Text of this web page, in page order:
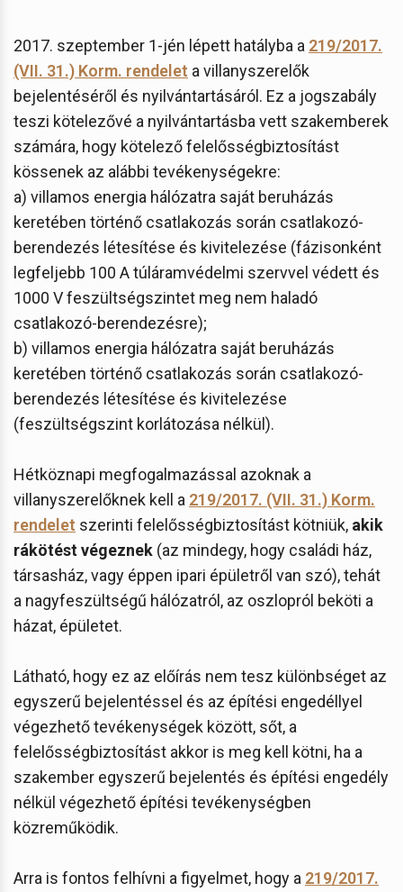
2017. szeptember 1-jén lépett hatályba a 219/2017.
(VII. 31.) Korm. rendelet a villanyszerelők
bejelentéséről és nyilvántartásáról. Ez a jogszabály
teszi kötelezővé a nyilvántartásba vett szakemberek
számára, hogy kötelező felelősségbiztosítást
kössenek az alábbi tevékenységekre:
a) villamos energia hálózatra saját beruházás
keretében történő csatlakozás során csatlakozó-
berendezés létesítése és kivitelezése (fázisonként
legfeljebb 100 A túláramvédelmi szervvel védett és
1000 V feszültségszintet meg nem haladó
csatlakozó-berendezésre);
b) villamos energia hálózatra saját beruházás
keretében történő csatlakozás során csatlakozó-
berendezés létesítése és kivitelezése
(feszültségszint korlátozása nélkül).
Hétköznapi megfogalmazással azoknak a
villanyszerelőknek kell a 219/2017. (VII. 31.) Korm.
rendelet szerinti felelősségbiztosítást kötniük, akik
rákötést végeznek (az mindegy, hogy családi ház,
társasház, vagy éppen ipari épületről van szó), tehát
a nagyfeszültségű hálózatról, az oszlopról beköti a
házat, épületet.
Látható, hogy ez az előírás nem tesz különbséget az
egyszerű bejelentéssel és az építési engedéllyel
végezhető tevékenységek között, sőt, a
felelősségbiztosítást akkor is meg kell kötni, ha a
szakember egyszerű bejelentés és építési engedély
nélkül végezhető építési tevékenységben
közreműködik.
Arra is fontos felhívni a figyelmet, hogy a 219/2017.